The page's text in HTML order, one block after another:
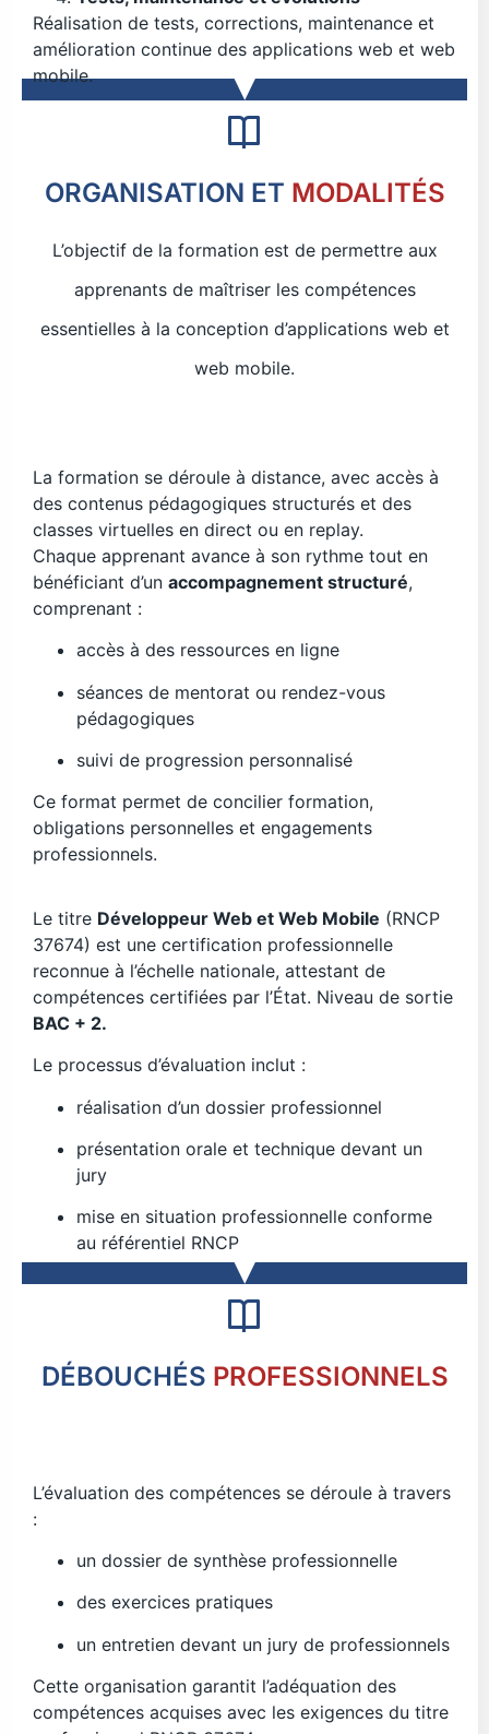
Réalisation de tests, corrections, maintenance et
amélioration continue des applications web et web
mobile.
ORGANISATION ET MODALITÉS
L’objectif de la formation est de permettre aux
apprenants de maîtriser les compétences
essentielles à la conception d’applications web et
web mobile.
La formation se déroule à distance, avec accès à
des contenus pédagogiques structurés et des
classes virtuelles en direct ou en replay.
Chaque apprenant avance à son rythme tout en
bénéficiant d’un accompagnement structuré,
comprenant :
accès à des ressources en ligne
séances de mentorat ou rendez-vous
pédagogiques
suivi de progression personnalisé
Ce format permet de concilier formation,
obligations personnelles et engagements
professionnels.
Le titre Développeur Web et Web Mobile (RNCP
37674) est une certification professionnelle
reconnue à l’échelle nationale, attestant de
compétences certifiées par l’État. Niveau de sortie
BAC + 2.
Le processus d’évaluation inclut :
réalisation d’un dossier professionnel
présentation orale et technique devant un
jury
mise en situation professionnelle conforme
au référentiel RNCP
DÉBOUCHÉS PROFESSIONNELS
L’évaluation des compétences se déroule à travers
:
un dossier de synthèse professionnelle
des exercices pratiques
un entretien devant un jury de professionnels
Cette organisation garantit l’adéquation des
compétences acquises avec les exigences du titre